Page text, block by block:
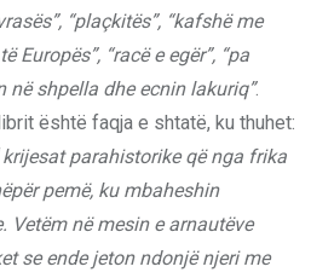
“plaçkitës”, “kafshë me
Europës”, “racë e egër”, “pa
në shpella dhe ecnin lakuriq”.
është faqja e shtatë, ku thuhet:
parahistorike që nga frika
pemë, ku mbaheshin
Vetëm në mesin e arnautëve
se ende jeton ndonjë njeri me